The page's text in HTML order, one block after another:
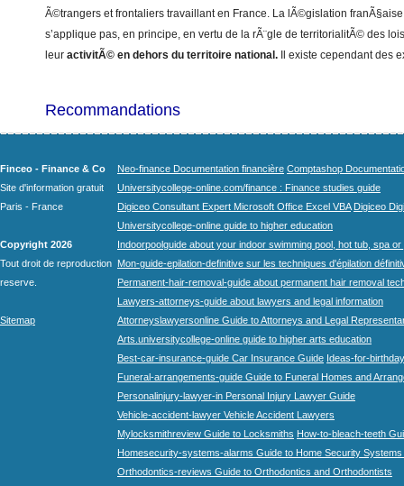
Ã©trangers et frontaliers travaillant en France. La lÃ©gislation
s’applique pas, en principe, en vertu de la rÃ¨gle de territorialitÃ© des
leur activitÃ© en dehors du territoire national. Il existe cependant des
Recommandations
Finceo - Finance & Co
Site d'information gratuit
Paris - France
Copyright 2026
Tout droit de reproduction
reserve.
Sitemap
Neo-finance Documentation financière Comptashop
Universitycollege-online.com/finance : Finance studies guide
Digiceo Consultant Expert Microsoft Office Excel VBA Digiceo
Universitycollege-online guide to higher education
Indoorpoolguide about your indoor swimming pool, hot tub, spa
Mon-guide-epilation-definitive sur les techniques d'épilation
Permanent-hair-removal-guide about permanent hair removal
Lawyers-attorneys-guide about lawyers and legal information
Attorneyslawyersonline Guide to Attorneys and Legal
Arts.universitycollege-online guide to higher arts education
Best-car-insurance-guide Car Insurance Guide Ideas-for-
Funeral-arrangements-guide Guide to Funeral Homes and
Personalinjury-lawyer-in Personal Injury Lawyer Guide
Vehicle-accident-lawyer Vehicle Accident Lawyers
Mylocksmithreview Guide to Locksmiths How-to-bleach-teeth
Homesecurity-systems-alarms Guide to Home Security Systems
Orthodontics-reviews Guide to Orthodontics and Orthodontists